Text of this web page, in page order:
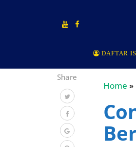
DAFTAR
Share
Home »